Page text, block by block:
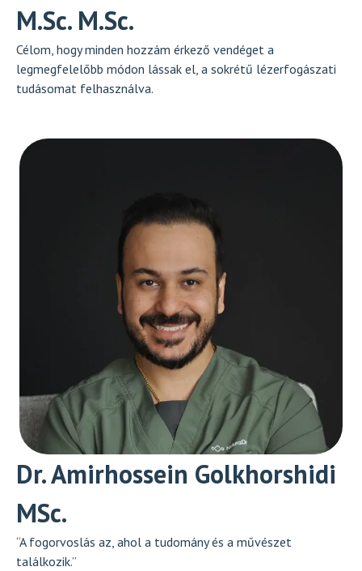
M.Sc. M.Sc.
Célom, hogy minden hozzám érkező vendéget a
legmegfelelőbb módon lássak el, a sokrétű lézerfogászati
tudásomat felhasználva.
Dr. Amirhossein Golkhorshidi
MSc.
“A fogorvoslás az, ahol a tudomány és a művészet
találkozik.”